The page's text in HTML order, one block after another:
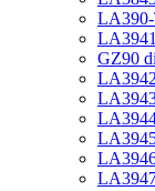
LA390-
GZ90